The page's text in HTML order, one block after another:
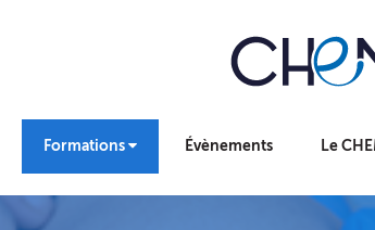
Formations Évènements Le